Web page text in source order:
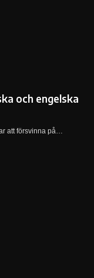
och engelska
att försvinna på…